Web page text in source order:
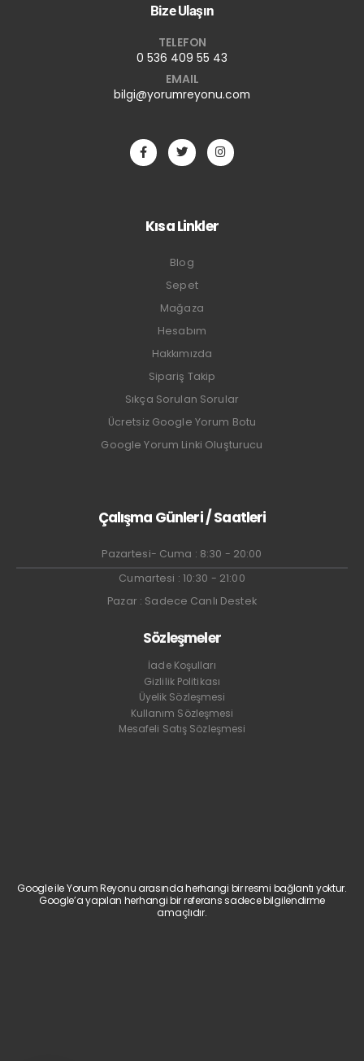
Bize Ulaşın
TELEFON
0 536 409 55 43
EMAIL
bilgi@yorumreyonu.com
Kısa Linkler
Blog
Sepet
Mağaza
Hesabım
Hakkımızda
Sipariş Takip
Sıkça Sorulan Sorular
Ücretsiz Google Yorum Botu
Google Yorum Linki Oluşturucu
Çalışma Günleri / Saatleri
Pazartesi- Cuma : 8:30 - 20:00
Cumartesi : 10:30 - 21:00
Pazar : Sadece Canlı Destek
Sözleşmeler
İade Koşulları
Gizlilik Politikası
Üyelik Sözleşmesi
Kullanım Sözleşmesi
Mesafeli Satış Sözleşmesi
Google ile Yorum Reyonu arasında herhangi bir resmi bağlantı yoktur.
Google’a yapılan herhangi bir referans sadece bilgilendirme
amaçlıdır.